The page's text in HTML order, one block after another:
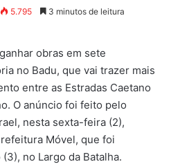
5.795 3 minutos de leitura
obras em sete
no Badu, que vai trazer mais
entre as Estradas Caetano
O anúncio foi feito pelo
nesta sexta-feira (2),
Móvel, que foi
no Largo da Batalha.